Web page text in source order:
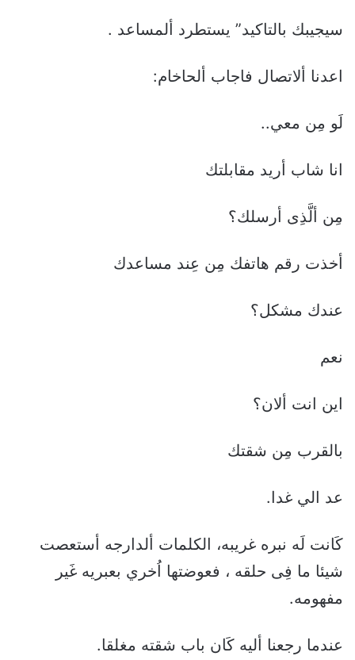
سيجيبك بالتاكيد” يستطرد ألمساعد .
اعدنا ألاتصال فاجاب ألحاخام:
لَو مِن معي..
انا شاب أريد مقابلتك
مِن ألَّذِى أرسلك؟
أخذت رقم هاتفك مِن عِند مساعدك
عندك مشكل؟
نعم
اين انت ألان؟
بالقرب مِن شقتك
عد الي غدا.
كَانت لَه نبره غريبه، الكلمات ألدارجه أستعصت
شيئا ما فِى حلقه ، فعوضتها اُخري بعبريه غَير
مفهومه.
عندما رجعنا أليه كَان باب شقته مغلقا.